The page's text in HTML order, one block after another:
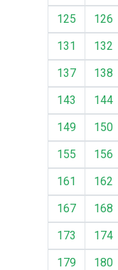
125
126
131
132
137
138
143
144
149
150
155
156
161
162
167
168
173
174
179
180